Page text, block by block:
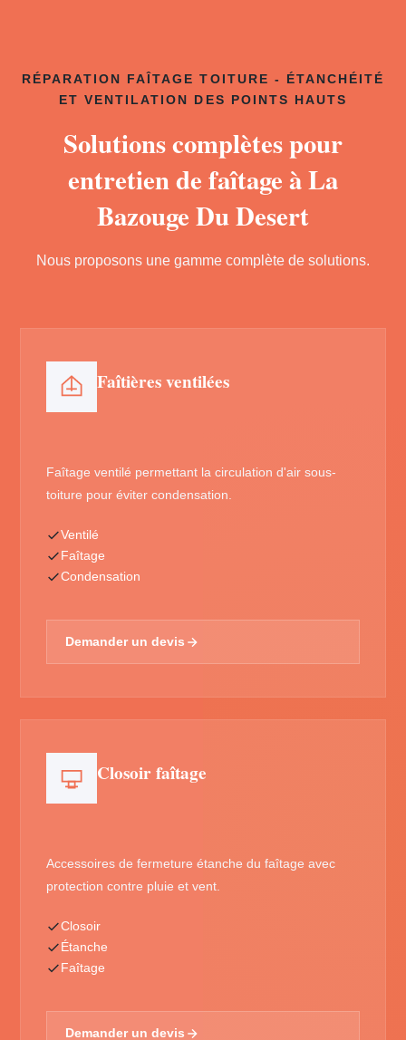
RÉPARATION FAÎTAGE TOITURE - ÉTANCHÉITÉ
ET VENTILATION DES POINTS HAUTS
Solutions complètes pour
entretien de faîtage à La
Bazouge Du Desert
Nous proposons une gamme complète de solutions.
Faîtières ventilées
Faîtage ventilé permettant la circulation d'air sous-
toiture pour éviter condensation.
Ventilé
Faîtage
Condensation
Demander un devis
Closoir faîtage
Accessoires de fermeture étanche du faîtage avec
protection contre pluie et vent.
Closoir
Étanche
Faîtage
Demander un devis